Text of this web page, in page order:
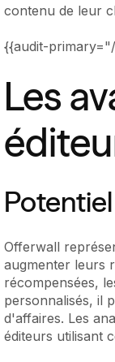
contenu de leur
{{audit-
Les
Offerwall
augmenter leurs
récompensées,
personnalisés, il
d'affaires. Les
éditeurs utilisant